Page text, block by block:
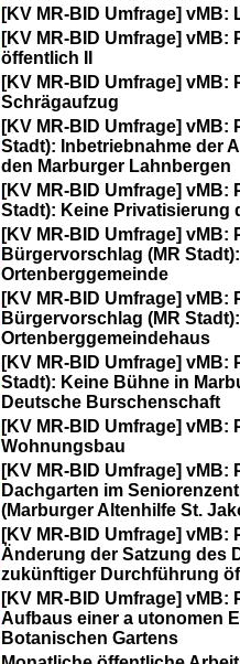
[KV MR-BID Umfrage] vMB:
[KV MR-BID Umfrage]
öffentlich II
[KV MR-BID Umfrage] vMB:
Schrägaufzug
[KV MR-BID Umfrage] vMB:
Stadt): Inbetriebnahme der
den Marburger Lahnbergen
[KV MR-BID Umfrage] vMB:
Stadt): Keine Privatisierung
[KV MR-BID Umfrage] vMB:
Bürgervorschlag (MR
Ortenberggemeinde
[KV MR-BID Umfrage] vMB:
Bürgervorschlag (MR
Ortenberggemeindehaus
[KV MR-BID Umfrage] vMB:
Stadt): Keine Bühne in
Deutsche Burschenschaft
[KV MR-BID Umfrage] vMB:
Wohnungsbau
[KV MR-BID Umfrage]
Dachgarten im
(Marburger Altenhilfe St.
[KV MR-BID Umfrage] vMB:
Änderung der Satzung des
zukünftiger Durchführung
[KV MR-BID Umfrage]
Aufbaus einer a utonomen
Botanischen Gartens